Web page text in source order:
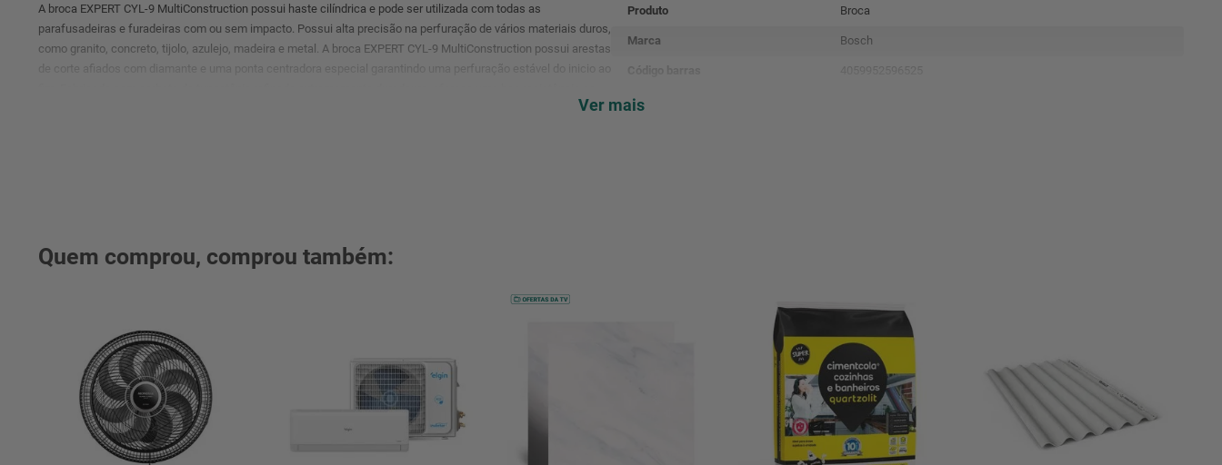
A broca EXPERT CYL-9 MultiConstruction possui haste cilíndrica e pode ser utilizada com todas as
parafusadeiras e furadeiras com ou sem impacto. Possui alta precisão na perfuração de vários materiais duros,
como granito, concreto, tijolo, azulejo, madeira e metal. A broca EXPERT CYL-9 MultiConstruction possui arestas
de corte afiados com diamante e uma ponta centradora especial garantindo uma perfuração estável do inicio ao
desgaste. Como prova de qualidade, a broca possui a marca de teste da Comissão da Associação de Brocas
Produto Broca
Marca Bosch
Referência
Ver mais
Quem comprou, comprou também: